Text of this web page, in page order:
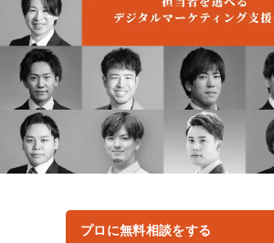
品質ガイドライン
社内コンペ
クレーム窓口
ん』
定額制営業代行『カリトルくん』
定額制採用代行・RPO『トルトルくん
営業改善特化の動画制作『動画でカリ
ん』
格安でAI導入支援『あいのりAI』
拡散付1日密着動画制作『まるごと社長
1本無料で記事を制作『SEOトライアル
定額制LP制作・改善『最強LP』
実績
お役立ち資料
料金表
StockSun道場
道場TOP
動画編集
エンジニア
YouTubeディレクター
年収エージェント
ミッション・ビジョン・バリュー
プロに無料相談をする